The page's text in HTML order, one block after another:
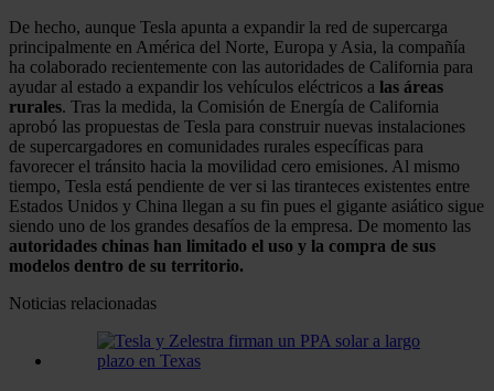
De hecho, aunque Tesla apunta a expandir la red de supercarga
principalmente en América del Norte, Europa y Asia, la compañía
ha colaborado recientemente con las autoridades de California para
ayudar al estado a expandir los vehículos eléctricos a las áreas
rurales. Tras la medida, la Comisión de Energía de California
aprobó las propuestas de Tesla para construir nuevas instalaciones
de supercargadores en comunidades rurales específicas para
favorecer el tránsito hacia la movilidad cero emisiones. Al mismo
tiempo, Tesla está pendiente de ver si las tiranteces existentes entre
Estados Unidos y China llegan a su fin pues el gigante asiático sigue
siendo uno de los grandes desafíos de la empresa. De momento las
autoridades chinas han limitado el uso y la compra de sus
modelos dentro de su territorio.
Noticias relacionadas